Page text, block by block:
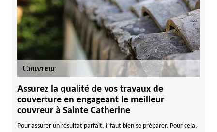
Assurez la qualité de vos travaux de
couverture en engageant le meilleur
couvreur à Sainte Catherine
Pour assurer un résultat parfait, il faut bien se préparer. Pour cela,